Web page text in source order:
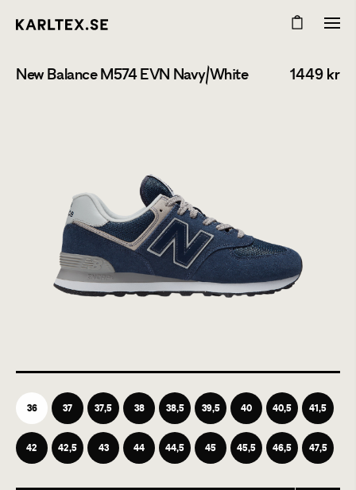
New Balance M574 EVN Navy/White 1449 kr
36 37 37,5 38 38,5 39,5 40 40,5 41,5
42 42,5 43 44 44,5 45 45,5 46,5 47,5